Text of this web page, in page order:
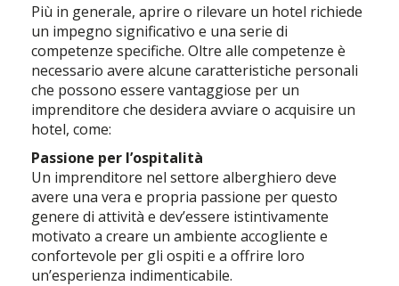
Più in generale, aprire o rilevare un hotel richiede
un impegno significativo e una serie di
competenze specifiche. Oltre alle competenze è
necessario avere alcune caratteristiche personali
che possono essere vantaggiose per un
imprenditore che desidera avviare o acquisire un
hotel, come:
Passione per l’ospitalità
Un imprenditore nel settore alberghiero deve
avere una vera e propria passione per questo
genere di attività e dev’essere istintivamente
motivato a creare un ambiente accogliente e
confortevole per gli ospiti e a offrire loro
un’esperienza indimenticabile.